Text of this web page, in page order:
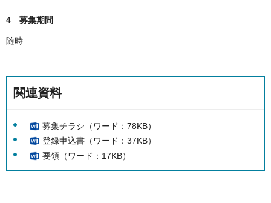
4 募集期間
随時
関連資料
募集チラシ（ワード：78KB）
登録申込書（ワード：37KB）
要領（ワード：17KB）